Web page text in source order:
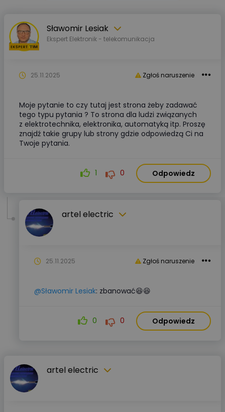
Sławomir Lesiak
Ekspert Elektronik - telekomunikacja
Zgłoś naruszenie
25.11.2025
Moje pytanie to czy tutaj jest strona żeby zadawać
tego typu pytania ? To strona dla ludzi związanych
z elektrotechnika, elektronika, automatyką itp. Proszę
znajdź takie grupy lub strony gdzie odpowiedzą Ci na
Twoje pytania.
1 0 Odpowiedz
artel electric
Zgłoś naruszenie
25.11.2025
@Sławomir Lesiak: zbanować😆😆
0 0 Odpowiedz
artel electric